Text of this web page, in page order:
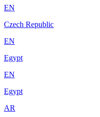
EN
Czech Republic
EN
Egypt
EN
Egypt
AR